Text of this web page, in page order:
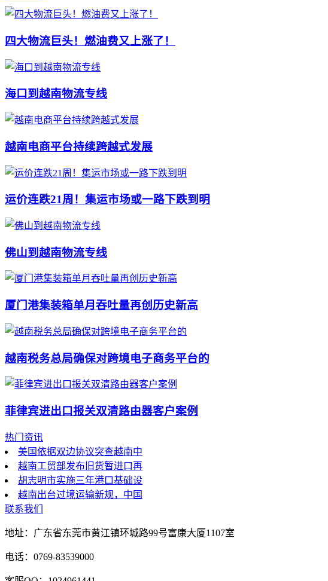
四大物流巨头！燃油费又上涨了！
海口到越南物流专线
越南电商平台持续跨越式发展
运价连跌21周！集运市场或一路下跌到明
佛山到越南物流专线
厦门港集装箱单月吞吐量再创历史新高
越南税务总局确保对跨境电子商务平台的
菲律宾进出口报关双清路由器客户案例
热门资讯
美国依据双边协议突查越南中
越南工贸部发布旧货暂进口再
胡志明市实施三年港口基础设
越南出台过境运输新规，中国
联系我们
地址：广东省东莞市黄江镇环城路99号富康大厦1107室
电话：0769-83539000